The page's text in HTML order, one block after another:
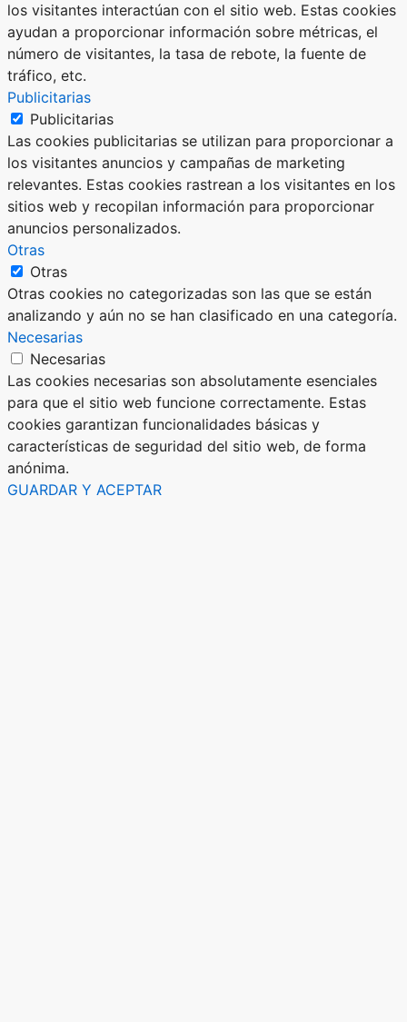
los visitantes interactúan con el sitio web. Estas cookies
ayudan a proporcionar información sobre métricas, el
número de visitantes, la tasa de rebote, la fuente de
tráfico, etc.
Publicitarias
Publicitarias
Las cookies publicitarias se utilizan para proporcionar a
los visitantes anuncios y campañas de marketing
relevantes. Estas cookies rastrean a los visitantes en los
sitios web y recopilan información para proporcionar
anuncios personalizados.
Otras
Otras
Otras cookies no categorizadas son las que se están
analizando y aún no se han clasificado en una categoría.
Necesarias
Necesarias
Las cookies necesarias son absolutamente esenciales
para que el sitio web funcione correctamente. Estas
cookies garantizan funcionalidades básicas y
características de seguridad del sitio web, de forma
anónima.
GUARDAR Y ACEPTAR